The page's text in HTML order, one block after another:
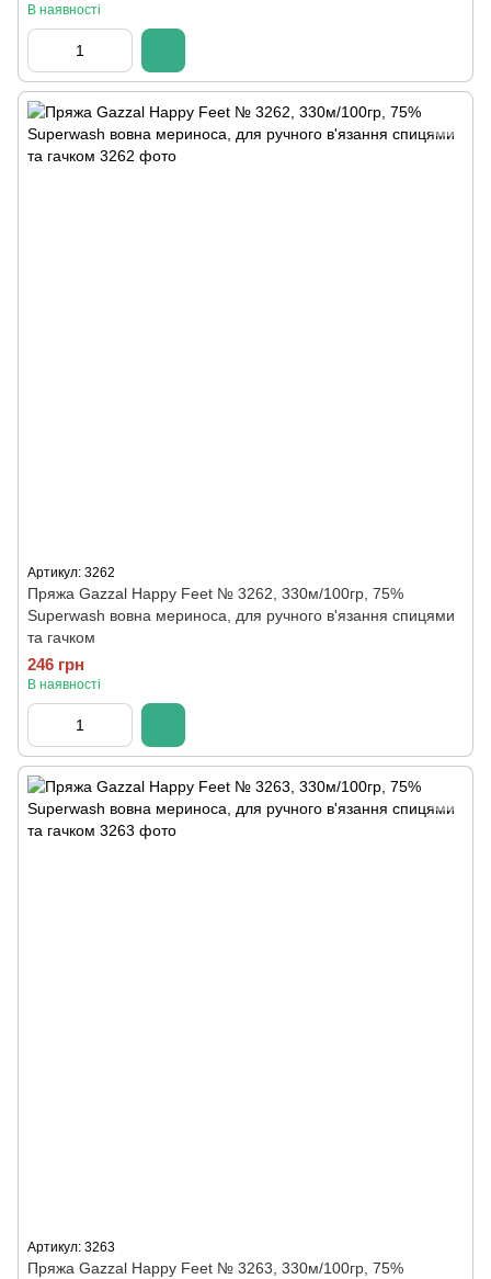
В наявності
Артикул: 3262
Пряжа Gazzal Happy Feet № 3262, 330м/100гр, 75%
Superwash вовна мериноса, для ручного в'язання спицями
та гачком
246 грн
В наявності
Артикул: 3263
Пряжа Gazzal Happy Feet № 3263, 330м/100гр, 75%